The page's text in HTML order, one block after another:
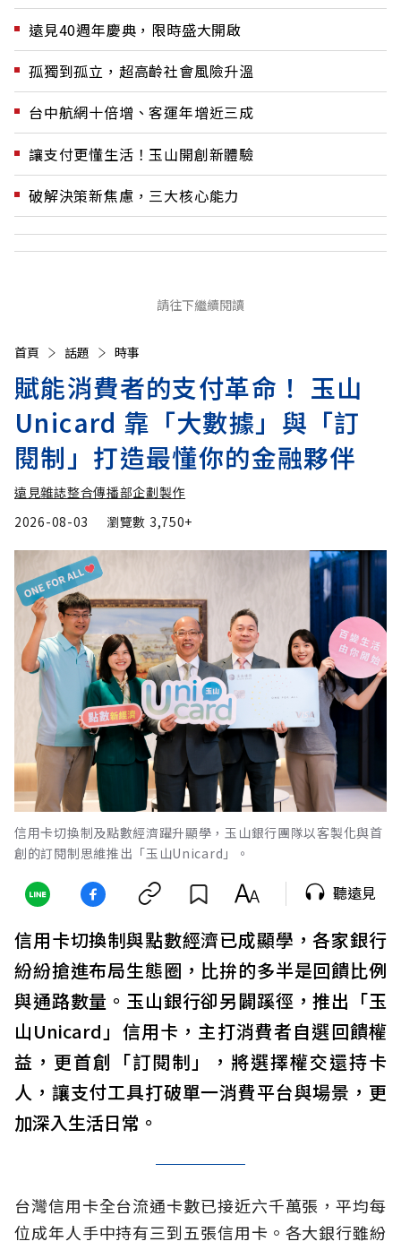
遠見40週年慶典，限時盛大開啟
孤獨到孤立，超高齡社會風險升溫
台中航網十倍增、客運年增近三成
讓支付更懂生活！玉山開創新體驗
破解決策新焦慮，三大核心能力
請往下繼續閱讀
首頁 話題 時事
賦能消費者的支付革命！ 玉山
Unicard 靠「大數據」與「訂
閱制」打造最懂你的金融夥伴
遠見雜誌整合傳播部企劃製作
2026-08-03
瀏覽數 3,750+
信用卡切換制及點數經濟躍升顯學，玉山銀行團隊以客製化與首
創的訂閱制思維推出「玉山Unicard」。
聽遠見
信用卡切換制與點數經濟已成顯學，各家銀行
紛紛搶進布局生態圈，比拚的多半是回饋比例
與通路數量。玉山銀行卻另闢蹊徑，推出「玉
山Unicard」信用卡，主打消費者自選回饋權
益，更首創「訂閱制」，將選擇權交還持卡
人，讓支付工具打破單一消費平台與場景，更
加深入生活日常。
台灣信用卡全台流通卡數已接近六千萬張，平均每
位成年人手中持有三到五張信用卡。各大銀行雖紛